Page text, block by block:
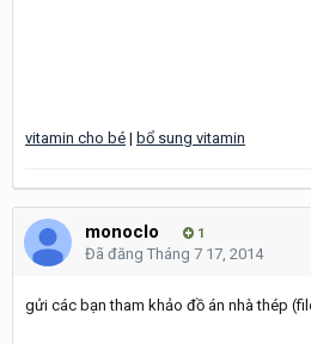
vitamin cho bé | bổ sung vitamin
monoclo 1
Đã đăng Tháng 7 17, 2014
gửi các bạn tham khảo đồ án nhà thép